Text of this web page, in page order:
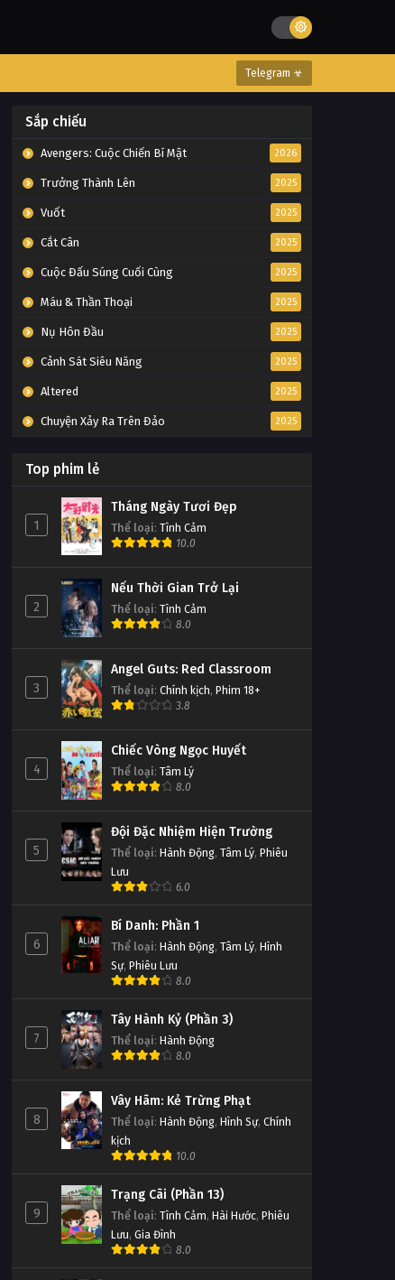
Telegram ☣
Sắp chiếu
Avengers: Cuộc Chiến Bí Mật 2026
Trưởng Thành Lên 2025
Vuốt 2025
Cắt Cân 2025
Cuộc Đấu Súng Cuối Cùng 2025
Máu & Thần Thoại 2025
Nụ Hôn Đầu 2025
Cảnh Sát Siêu Năng 2025
Altered 2025
Chuyện Xảy Ra Trên Đảo 2025
Top phim lẻ
1
Tháng Ngày Tươi Đẹp
Thể loại: Tình Cảm
10.0
2
Nếu Thời Gian Trở Lại
Thể loại: Tình Cảm
8.0
3
Angel Guts: Red Classroom
Thể loại: Chính kịch, Phim 18+
3.8
4
Chiếc Vòng Ngọc Huyết
Thể loại: Tâm Lý
8.0
5
Đội Đặc Nhiệm Hiện Trường
Thể loại: Hành Động, Tâm Lý, Phiêu
Lưu
6.0
6
Bí Danh: Phần 1
Thể loại: Hành Động, Tâm Lý, Hình
Sự, Phiêu Lưu
8.0
7
Tây Hành Kỷ (Phần 3)
Thể loại: Hành Động
8.0
8
Vây Hãm: Kẻ Trừng Phạt
Thể loại: Hành Động, Hình Sự, Chính
kịch
10.0
9
Trạng Cãi (Phần 13)
Thể loại: Tình Cảm, Hài Hước, Phiêu
Lưu, Gia Đình
8.0